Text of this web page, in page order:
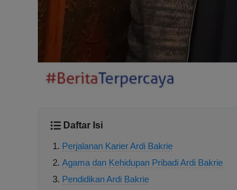
Daftar Isi
Perjalanan Karier Ardi Bakrie
Agama dan Kehidupan Pribadi Ardi Bakrie
Pendidikan Ardi Bakrie